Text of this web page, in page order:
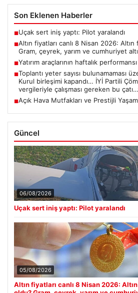
Son Eklenen Haberler
■Uçak sert iniş yaptı: Pilot yaralandı
■Altın fiyatları canlı 8 Nisan 2026:
Gram, çeyrek, yarım ve cumhuriyet
■Yatırım araçlarının haftalık
■Toplantı yeter sayısı bulunamaması
Kurul birleşimi kapandı… İYİ Partili
vergileriyle çalışması gereken bu
■Açık Hava Mutfakları ve Prestijli
Güncel
06/08/2026
Uçak sert iniş yaptı: Pilot yaralandı
05/08/2026
Altın fiyatları canlı 8 Nisan 2026: